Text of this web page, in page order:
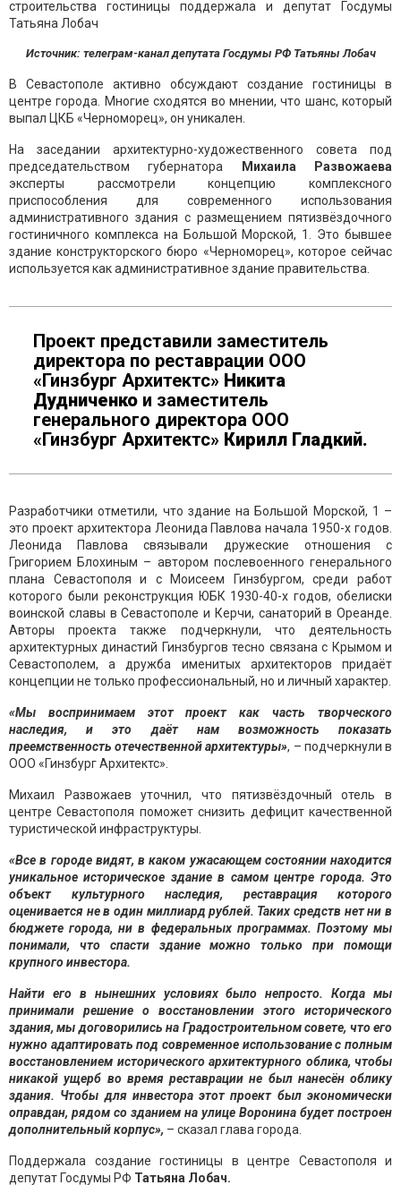
Источник: телеграм-канал депутата Госдумы РФ Татьяны Лобач
В Севастополе активно обсуждают создание гостиницы в
центре города. Многие сходятся во мнении, что шанс, который
выпал ЦКБ «Черноморец», он уникален.
На заседании архитектурно-художественного совета под
председательством губернатора
Михаила Развожаева
эксперты рассмотрели концепцию комплексного
приспособления для современного использования
административного здания с размещением пятизвёздочного
гостиничного комплекса на Большой Морской, 1. Это бывшее
здание конструкторского бюро «Черноморец», которое сейчас
используется как административное здание правительства.
Проект представили заместитель
директора по реставрации ООО
«Гинзбург Архитектс» Никита
Дудниченко и заместитель
генерального директора ООО
«Гинзбург Архитектс» Кирилл Гладкий.
Разработчики отметили, что здание на Большой Морской, 1 –
это проект архитектора Леонида Павлова начала 1950-х годов.
Леонида Павлова связывали дружеские отношения с
Григорием Блохиным – автором послевоенного генерального
плана Севастополя и с Моисеем Гинзбургом, среди работ
которого были реконструкция ЮБК 1930-40-х годов, обелиски
воинской славы в Севастополе и Керчи, санаторий в Ореанде.
Авторы проекта также подчеркнули, что деятельность
архитектурных династий Гинзбургов тесно связана с Крымом и
Севастополем, а дружба именитых архитекторов придаёт
концепции не только профессиональный, но и личный характер.
«Мы воспринимаем этот проект как часть творческого
наследия, и это даёт нам возможность показать
преемственность отечественной архитектуры», – подчеркнули в
ООО «Гинзбург Архитектс».
Михаил Развожаев уточнил, что пятизвёздочный отель в
центре Севастополя поможет снизить дефицит качественной
туристической инфраструктуры.
«Все в городе видят, в каком ужасающем состоянии находится
уникальное историческое здание в самом центре города. Это
объект культурного наследия, реставрация которого
оценивается не в один миллиард рублей. Таких средств нет ни в
бюджете города, ни в федеральных программах. Поэтому мы
понимали, что спасти здание можно только при помощи
крупного инвестора.
Найти его в нынешних условиях было непросто. Когда мы
принимали решение о восстановлении этого исторического
здания, мы договорились на Градостроительном совете, что его
нужно адаптировать под современное использование с полным
восстановлением исторического архитектурного облика, чтобы
никакой ущерб во время реставрации не был нанесён облику
здания. Чтобы для инвестора этот проект был экономически
оправдан, рядом со зданием на улице Воронина будет построен
дополнительный корпус», – сказал глава города.
Поддержала создание гостиницы в центре Севастополя и
депутат Госдумы РФ Татьяна Лобач.